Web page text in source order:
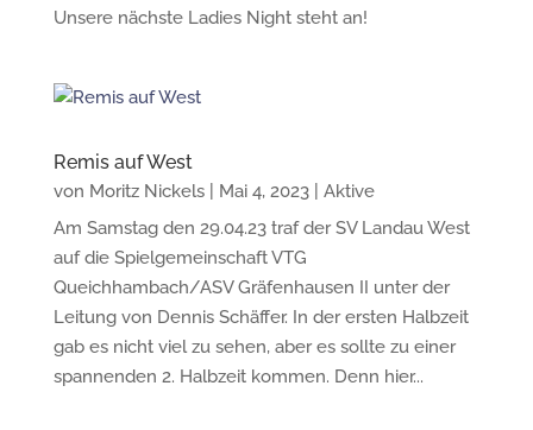
Unsere nächste Ladies Night steht an!
Remis auf West
von Moritz Nickels| Mai 4, 2023| Aktive
Am Samstag den 29.04.23 traf der SV Landau West
auf die Spielgemeinschaft VTG
Queichhambach/ASV Gräfenhausen II unter der
Leitung von Dennis Schäffer. In der ersten Halbzeit
gab es nicht viel zu sehen, aber es sollte zu einer
spannenden 2. Halbzeit kommen. Denn hier...